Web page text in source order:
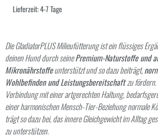
Lieferzeit:4-7 Tage
Die GladiatorPLUS Milieufütterung ist ein flüssiges
deinen Hund durch seinePremium-Naturstoffe und
Mikronährstoffeunterstützt und so dazu beiträgt,
Wohlbefinden und Leistungsbereitschaftzu
Verbindung mit einer artgerechten Haltung,
einer harmonischen Mensch-Tier-Beziehung normale
trägt so dazu bei, das innere Gleichgewicht im Alltag
zu unterstützen.